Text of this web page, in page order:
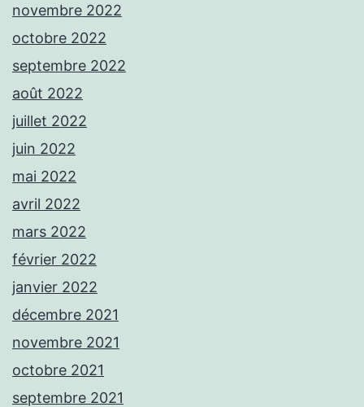
novembre 2022
octobre 2022
septembre 2022
août 2022
juillet 2022
juin 2022
mai 2022
avril 2022
mars 2022
février 2022
janvier 2022
décembre 2021
novembre 2021
octobre 2021
septembre 2021